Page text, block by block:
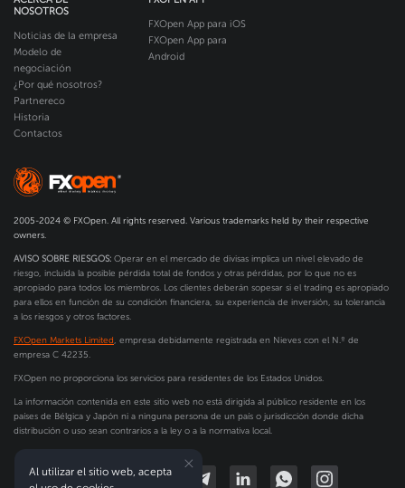
NOSOTROS
Noticias de la empresa
Modelo de
negociación
¿Por qué nosotros?
Partnereco
Historia
Contactos
FXOpen App para iOS
FXOpen App para
Android
2005-2024 © FXOpen. All rights reserved. Various trademarks held by their respective
owners.
AVISO SOBRE RIESGOS: Operar en el mercado de divisas implica un nivel elevado de
riesgo, incluida la posible pérdida total de fondos y otras pérdidas, por lo que no es
apropiado para todos los miembros. Los clientes deberán sopesar si el trading es apropiado
para ellos en función de su condición financiera, su experiencia de inversión, su tolerancia
a los riesgos y otros factores.
FXOpen Markets Limited, empresa debidamente registrada en Nieves con el N.º de
empresa C 42235.
FXOpen no proporciona los servicios para residentes de los Estados Unidos.
La información contenida en este sitio web no está dirigida al público residente en los
países de Bélgica y Japón ni a ninguna persona de un país o jurisdicción donde dicha
distribución o uso sean contrarios a la ley o a la normativa local.
Al utilizar el sitio web, acepta